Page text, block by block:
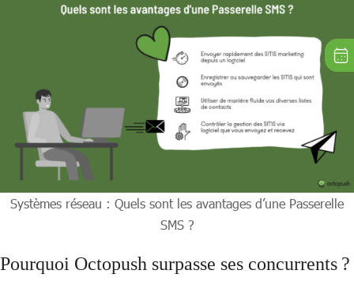
Systèmes réseau : Quels sont les avantages d’une Passerelle
SMS ?
Pourquoi Octopush surpasse ses concurrents ?